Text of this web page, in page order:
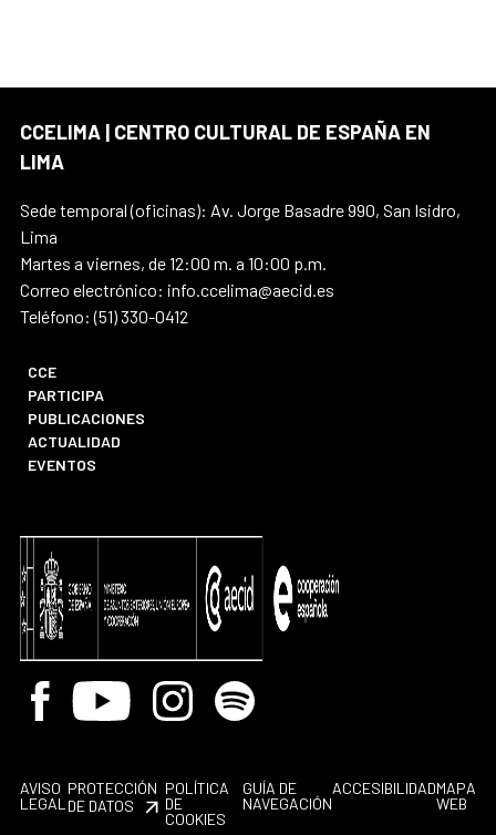
CCELIMA | CENTRO CULTURAL DE ESPAÑA EN
LIMA
Sede temporal (oficinas): Av. Jorge Basadre 990, San Isidro,
Lima
Martes a viernes, de 12:00 m. a 10:00 p.m.
Correo electrónico: info.ccelima@aecid.es
Teléfono: (51) 330-0412
CCE
PARTICIPA
PUBLICACIONES
ACTUALIDAD
EVENTOS
Facebook
Youtube InstagramSpotify
AVISO
LEGAL
PROTECCIÓN
DE DATOS
POLÍTICA
DE
COOKIES
GUÍA DE
NAVEGACIÓN
ACCESIBILIDADMAPA
WEB